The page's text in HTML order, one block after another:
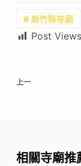
# 新竹縣寺廟
Post
上一
相關寺廟推